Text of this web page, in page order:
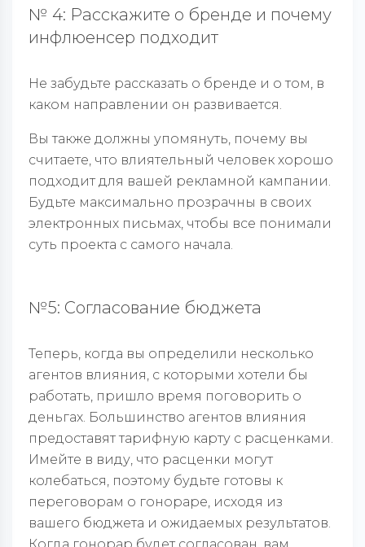
№ 4: Расскажите о бренде и почему
инфлюенсер подходит
Не забудьте рассказать о бренде и о том, в
каком направлении он развивается.
Вы также должны упомянуть, почему вы
считаете, что влиятельный человек хорошо
подходит для вашей рекламной кампании.
Будьте максимально прозрачны в своих
электронных письмах, чтобы все понимали
суть проекта с самого начала.
№5: Согласование бюджета
Теперь, когда вы определили несколько
агентов влияния, с которыми хотели бы
работать, пришло время поговорить о
деньгах. Большинство агентов влияния
предоставят тарифную карту с расценками.
Имейте в виду, что расценки могут
колебаться, поэтому будьте готовы к
переговорам о гонораре, исходя из
вашего бюджета и ожидаемых результатов.